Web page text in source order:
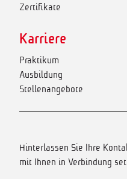
Zertifikate
Karriere
Praktikum
Ausbildung
Stellenangebote
Hinterlassen Sie Ihre
mit Ihnen in Verbindung